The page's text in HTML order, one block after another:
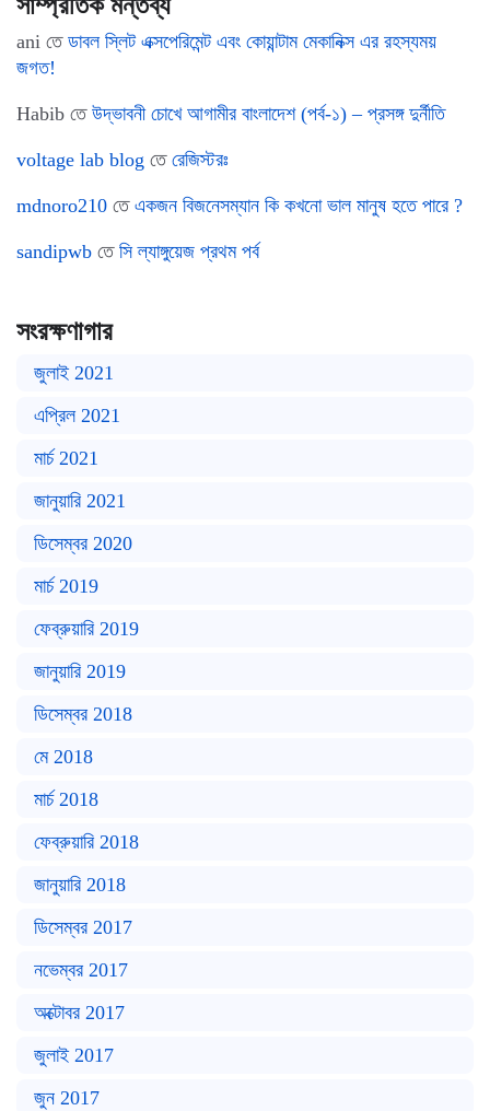
ani তে ডাবল স্লিট এক্সপেরিমেন্ট এবং কোয়ান্টাম মেকানিক্স এর রহস্যময়
জগত!
Habib তে উদ্ভাবনী চোখে আগামীর বাংলাদেশ (পর্ব-১) – প্রসঙ্গ দুর্নীতি
voltage lab blog তে রেজিস্টরঃ
mdnoro210 তে একজন বিজনেসম্যান কি কখনো ভাল মানুষ হতে পারে ?
sandipwb তে সি ল্যাঙ্গুয়েজ প্রথম পর্ব
সংরক্ষণাগার
জুলাই 2021
এপ্রিল 2021
মার্চ 2021
জানুয়ারি 2021
ডিসেম্বর 2020
মার্চ 2019
ফেব্রুয়ারি 2019
জানুয়ারি 2019
ডিসেম্বর 2018
মে 2018
মার্চ 2018
ফেব্রুয়ারি 2018
জানুয়ারি 2018
ডিসেম্বর 2017
নভেম্বর 2017
অক্টোবর 2017
জুলাই 2017
জুন 2017